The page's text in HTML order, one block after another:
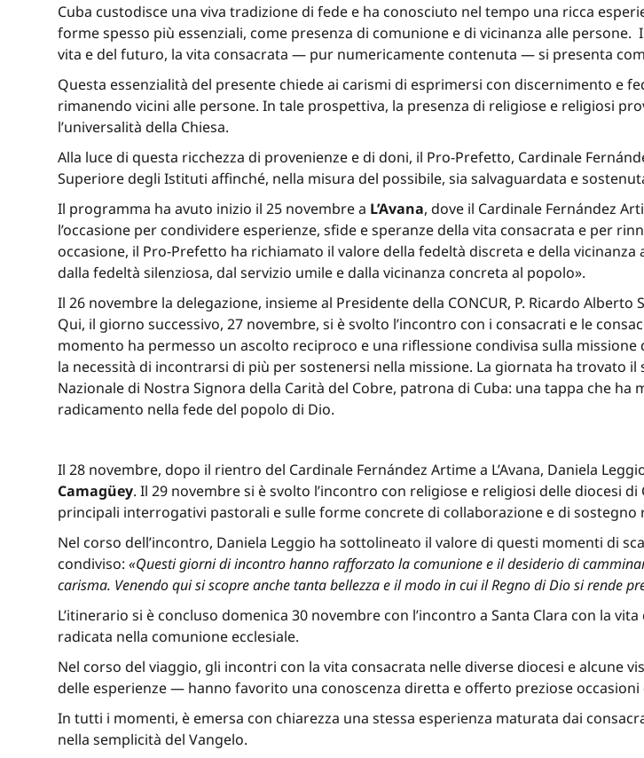
Cuba custodisce una viva tradizione di fede e ha conosciuto nel tempo una ricca
forme spesso più essenziali, come presenza di comunione e di vicinanza alle
vita e del futuro, la vita consacrata — pur numericamente contenuta — si presenta
Questa essenzialità del presente chiede ai carismi di esprimersi con discernimento e
rimanendo vicini alle persone. In tale prospettiva, la presenza di religiose e religiosi
l’universalità della Chiesa.
Alla luce di questa ricchezza di provenienze e di doni, il Pro-Prefetto, Cardinale
Superiore degli Istituti affinché, nella misura del possibile, sia salvaguardata e
Il programma ha avuto inizio il 25 novembre a L’Avana, dove il Cardinale Fernández
l’occasione per condividere esperienze, sfide e speranze della vita consacrata e per
occasione, il Pro-Prefetto ha richiamato il valore della fedeltà discreta e della
dalla fedeltà silenziosa, dal servizio umile e dalla vicinanza concreta al popolo».
Il 26 novembre la delegazione, insieme al Presidente della CONCUR, P. Ricardo
Qui, il giorno successivo, 27 novembre, si è svolto l’incontro con i consacrati e le
momento ha permesso un ascolto reciproco e una riflessione condivisa sulla
la necessità di incontrarsi di più per sostenersi nella missione. La giornata ha trovato
Nazionale di Nostra Signora della Carità del Cobre, patrona di Cuba: una tappa che
radicamento nella fede del popolo di Dio.
Il 28 novembre, dopo il rientro del Cardinale Fernández Artime a L’Avana, Daniela
Camagüey. Il 29 novembre si è svolto l’incontro con religiose e religiosi delle diocesi
principali interrogativi pastorali e sulle forme concrete di collaborazione e di
Nel corso dell’incontro, Daniela Leggio ha sottolineato il valore di questi momenti di
condiviso: «Questi giorni di incontro hanno rafforzato la comunione e il desiderio di
carisma. Venendo qui si scopre anche tanta bellezza e il modo in cui il Regno di Dio si rende
L’itinerario si è concluso domenica 30 novembre con l’incontro a Santa Clara con la
radicata nella comunione ecclesiale.
Nel corso del viaggio, gli incontri con la vita consacrata nelle diverse diocesi e
delle esperienze — hanno favorito una conoscenza diretta e offerto preziose
In tutti i momenti, è emersa con chiarezza una stessa esperienza maturata dai
nella semplicità del Vangelo.